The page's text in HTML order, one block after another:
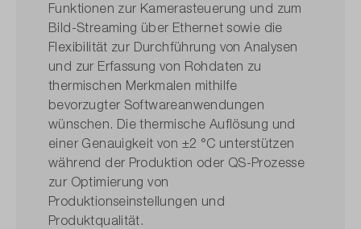
Funktionen zur Kamerasteuerung und zum
Bild-Streaming über Ethernet sowie die
Flexibilität zur Durchführung von Analysen
und zur Erfassung von Rohdaten zu
thermischen Merkmalen mithilfe
bevorzugter Software­anwendungen
wünschen. Die thermische Auflösung und
einer Genauigkeit von ±2 °C unterstützen
während der Produktion oder QS-Prozesse
zur Optimierung von
Produktionseinstellungen und
Produktqualität.